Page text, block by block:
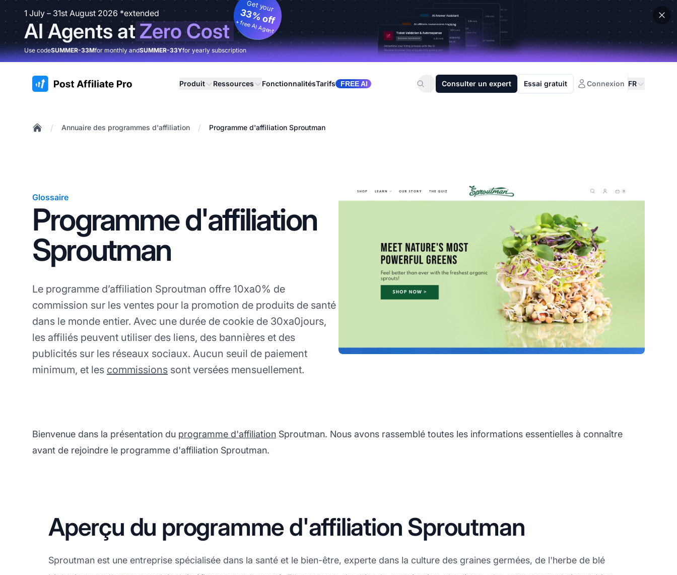
1 July – 31st August 2026 *extended
AI Agents atZero Cost
Get your
33% off
+ free AI Agent
Use codeSUMMER-33Mfor monthly andSUMMER-33Yfor yearly subscription
:site.title Produit Ressources FonctionnalitésTarifs FREE AI Consulter un expert Essai gratuit Connexion FR
/ Annuaire des programmes d'affiliation / Programme d'affiliation Sproutman
Glossaire
Programme d'affiliation
Sproutman
Le programme d’affiliation Sproutman offre 10xa0% de
commission sur les ventes pour la promotion de produits de santé
dans le monde entier. Avec une durée de cookie de 30xa0jours,
les affiliés peuvent utiliser des liens, des bannières et des
publicités sur les réseaux sociaux. Aucun seuil de paiement
minimum, et les commissions sont versées mensuellement.
Bienvenue dans la présentation du programme d'affiliation Sproutman. Nous avons rassemblé toutes les informations essentielles à connaître
avant de rejoindre le programme d'affiliation Sproutman.
Aperçu du programme d'affiliation Sproutman
Sproutman est une entreprise spécialisée dans la santé et le bien-être, experte dans la culture des graines germées, de l'herbe de blé